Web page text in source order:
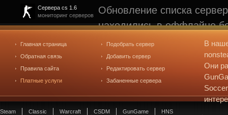
Сервера cs 1.6
мониторинг серверов
Обновление списка
находились в оффлайне
рейтинге не участвуют.
редактирования
.
Главная страница
Обратная связь
Правила сайта
Платные услуги
Подобрать сервер
Добавить сервер
Редактировать сервер
Забаненные сервера
В
Они
Steam Classic Warcraft CSDM GunGame
HNS